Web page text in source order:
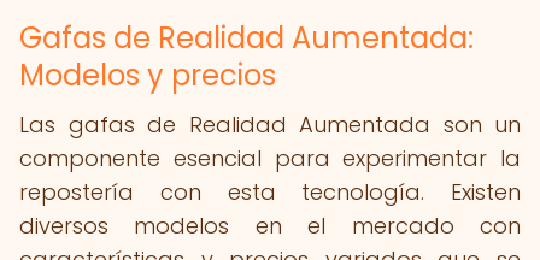
Gafas de Realidad Aumentada:
Modelos y precios
Las gafas de Realidad Aumentada son un
componente esencial para experimentar la
repostería con esta tecnología. Existen
diversos modelos en el mercado con